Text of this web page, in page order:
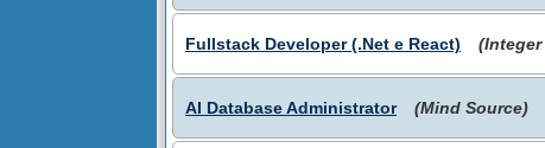
Fullstack Developer (.Net e React)
AI Database Administrator (Mind Source)